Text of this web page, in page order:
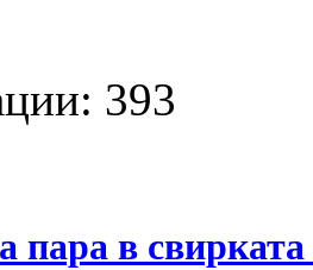
393
пара в свирката